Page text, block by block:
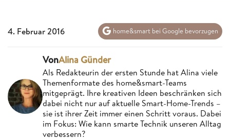
4. Februar 2016 home&smart bei Google bevorzugen
VonAlina Günder
Als Redakteurin der ersten Stunde hat Alina viele
Themenformate des home&smart-Teams
mitgeprägt. Ihre kreativen Ideen beschränken sich
dabei nicht nur auf aktuelle Smart-Home-Trends –
sie ist ihrer Zeit immer einen Schritt voraus. Dabei
im Fokus: Wie kann smarte Technik unseren Alltag
verbessern?